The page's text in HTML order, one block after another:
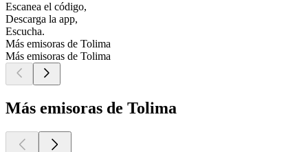
Escanea el código,
Descarga la app,
Escucha.
Más emisoras de Tolima
Más emisoras de Tolima
Más emisoras de Tolima